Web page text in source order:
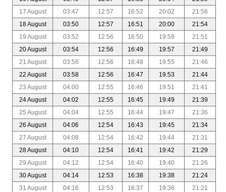
17 August
03:47 12:57 16:52 20:02
21:56
18 August
03:50 12:57 16:51 20:00
21:54
19 August
03:52 12:56 16:50 19:59
21:51
20 August
03:54 12:56 16:49 19:57
21:49
21 August
03:56 12:56 16:48 19:55
21:46
22 August
03:58 12:56 16:47 19:53
21:44
23 August
04:00 12:55 16:46 19:51
21:41
24 August
04:02 12:55 16:45 19:49
21:39
25 August
04:04 12:55 16:44 19:47
21:36
26 August
04:06 12:54 16:43 19:45
21:34
27 August
04:08 12:54 16:42 19:44
21:31
28 August
04:10 12:54 16:41 19:42
21:29
29 August
04:12 12:54 16:40 19:40
21:26
30 August
04:14 12:53 16:38 19:38
21:24
31 August
04:16 12:53 16:37 19:36 21:21